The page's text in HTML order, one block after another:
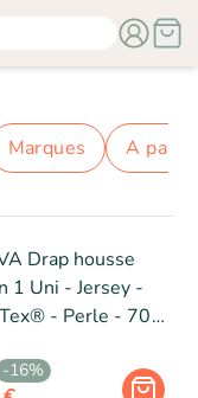
marques a
Drap housse
1 Uni - Jersey -
- Perle - 70
-16%